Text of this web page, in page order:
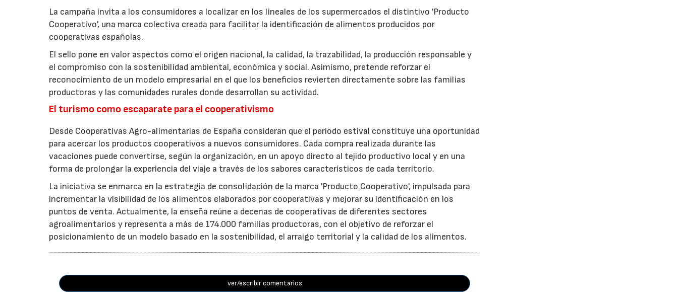
La campaña invita a los consumidores a localizar en los lineales de los supermercados el distintivo 'Producto
Cooperativo', una marca colectiva creada para facilitar la identificación de alimentos producidos por
cooperativas españolas.
El sello pone en valor aspectos como el origen nacional, la calidad, la trazabilidad, la producción responsable y
el compromiso con la sostenibilidad ambiental, económica y social. Asimismo, pretende reforzar el
reconocimiento de un modelo empresarial en el que los beneficios revierten directamente sobre las familias
productoras y las comunidades rurales donde desarrollan su actividad.
El turismo como escaparate para el cooperativismo
Desde Cooperativas Agro-alimentarias de España consideran que el periodo estival constituye una oportunidad
para acercar los productos cooperativos a nuevos consumidores. Cada compra realizada durante las
vacaciones puede convertirse, según la organización, en un apoyo directo al tejido productivo local y en una
forma de prolongar la experiencia del viaje a través de los sabores característicos de cada territorio.
La iniciativa se enmarca en la estrategia de consolidación de la marca 'Producto Cooperativo', impulsada para
incrementar la visibilidad de los alimentos elaborados por cooperativas y mejorar su identificación en los
puntos de venta. Actualmente, la enseña reúne a decenas de cooperativas de diferentes sectores
agroalimentarios y representa a más de 174.000 familias productoras, con el objetivo de reforzar el
posicionamiento de un modelo basado en la sostenibilidad, el arraigo territorial y la calidad de los alimentos.
ver/escribir comentarios